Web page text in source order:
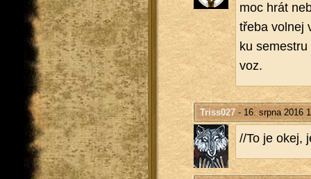
moc hrát
třeba vol­nej
ku
voz.
Triss027- 16. srpna 2016
//To je okej,